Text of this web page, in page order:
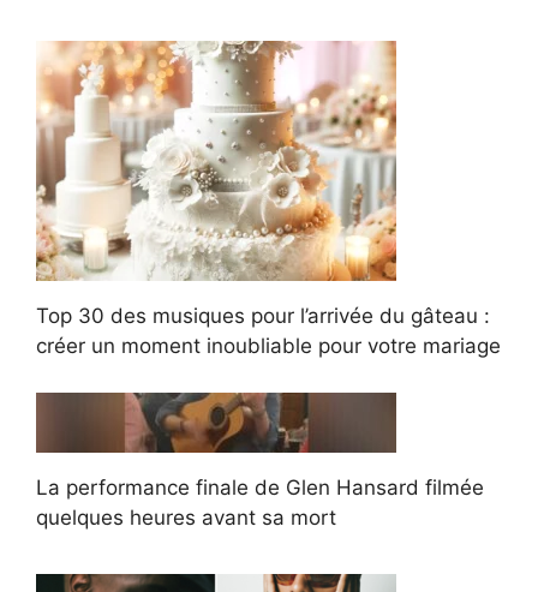
Top 30 des musiques pour l’arrivée du gâteau :
créer un moment inoubliable pour votre mariage
La performance finale de Glen Hansard filmée
quelques heures avant sa mort